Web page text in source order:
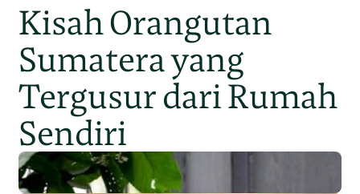
Kisah Orangutan
Sumatera yang
Tergusur dari Rumah
Sendiri